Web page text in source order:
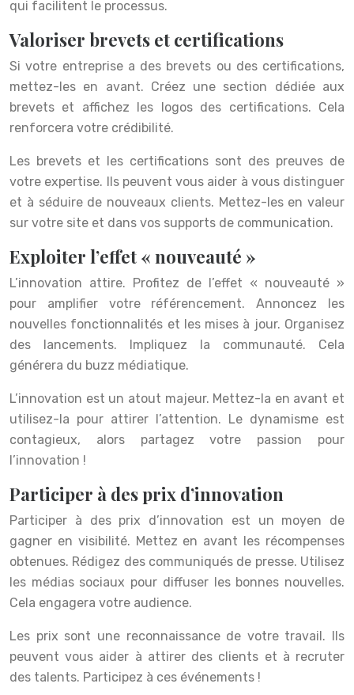
qui facilitent le processus.
Valoriser brevets et certifications
Si votre entreprise a des brevets ou des certifications,
mettez-les en avant. Créez une section dédiée aux
brevets et affichez les logos des certifications. Cela
renforcera votre crédibilité.
Les brevets et les certifications sont des preuves de
votre expertise. Ils peuvent vous aider à vous distinguer
et à séduire de nouveaux clients. Mettez-les en valeur
sur votre site et dans vos supports de communication.
Exploiter l’effet « nouveauté »
L’innovation attire. Profitez de l’effet « nouveauté »
pour amplifier votre référencement. Annoncez les
nouvelles fonctionnalités et les mises à jour. Organisez
des lancements. Impliquez la communauté. Cela
générera du buzz médiatique.
L’innovation est un atout majeur. Mettez-la en avant et
utilisez-la pour attirer l’attention. Le dynamisme est
contagieux, alors partagez votre passion pour
l’innovation !
Participer à des prix d’innovation
Participer à des prix d’innovation est un moyen de
gagner en visibilité. Mettez en avant les récompenses
obtenues. Rédigez des communiqués de presse. Utilisez
les médias sociaux pour diffuser les bonnes nouvelles.
Cela engagera votre audience.
Les prix sont une reconnaissance de votre travail. Ils
peuvent vous aider à attirer des clients et à recruter
des talents. Participez à ces événements !